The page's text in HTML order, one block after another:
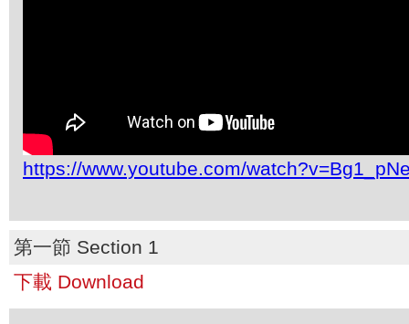
https://www.youtube.com/
第一節 Section 1
下載 Download